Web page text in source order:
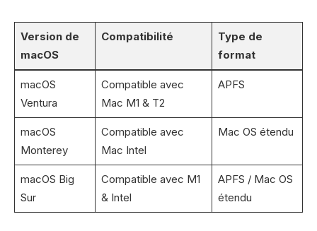
Version de
macOS
Compatibilité
Type de
format
macOS
Ventura
Compatible avec
Mac M1 & T2
APFS
macOS
Monterey
Compatible avec
Mac Intel
Mac OS étendu
macOS Big
Sur
Compatible avec M1
& Intel
APFS / Mac OS
étendu